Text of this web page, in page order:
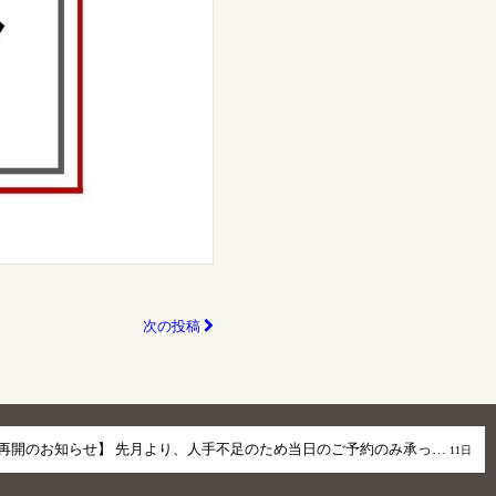
次の投稿
開のお知らせ】 先月より、人手不足のため当日のご予約のみ承っ… 11日